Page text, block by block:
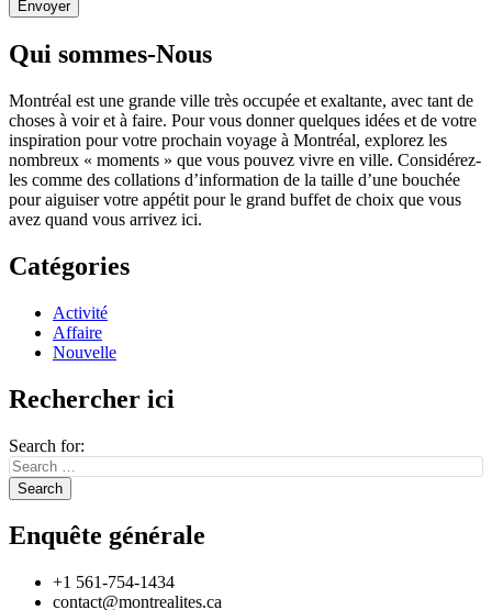
Qui sommes-Nous
Montréal est une grande ville très occupée et exaltante, avec tant de
choses à voir et à faire. Pour vous donner quelques idées et de votre
inspiration pour votre prochain voyage à Montréal, explorez les
nombreux « moments » que vous pouvez vivre en ville. Considérez-
les comme des collations d’information de la taille d’une bouchée
pour aiguiser votre appétit pour le grand buffet de choix que vous
avez quand vous arrivez ici.
Catégories
Activité
Affaire
Nouvelle
Rechercher ici
Search for:
Enquête générale
+1 561-754-1434
contact@montrealites.ca